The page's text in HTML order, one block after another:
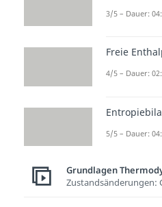
3/5 – Dauer:
Freie
4/5 – Dauer:
5/5 – Dauer:
Grundlagen
Zustandsänderungen: